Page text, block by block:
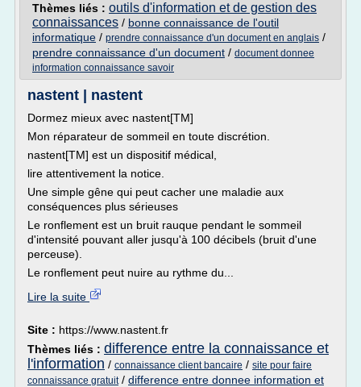
Thèmes liés : outils d'information et de gestion des
connaissances / bonne connaissance de l'outil
informatique / prendre connaissance d'un document en anglais /
prendre connaissance d'un document / document donnee
information connaissance savoir
nastent | nastent
Dormez mieux avec nastent[TM]
Mon réparateur de sommeil en toute discrétion.
nastent[TM] est un dispositif médical,
lire attentivement la notice.
Une simple gêne qui peut cacher une maladie aux
conséquences plus sérieuses
Le ronflement est un bruit rauque pendant le sommeil
d'intensité pouvant aller jusqu'à 100 décibels (bruit d'une
perceuse).
Le ronflement peut nuire au rythme du...
Lire la suite
Site : https://www.nastent.fr
Thèmes liés : difference entre la connaissance et
l'information / connaissance client bancaire / site pour faire
connaissance gratuit/ difference entre donnee information et